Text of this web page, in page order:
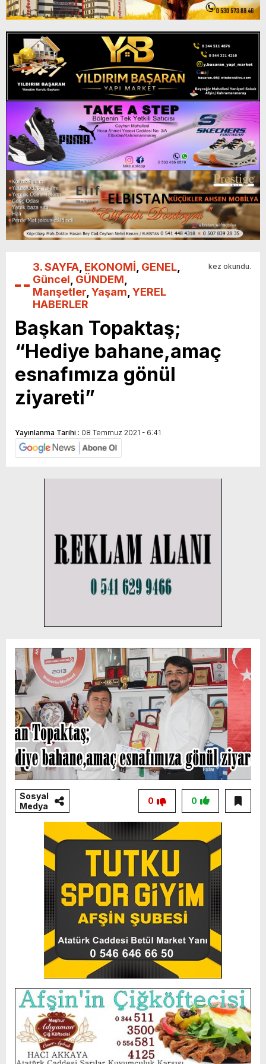
3. SAYFA EKONOMİ GENEL
Güncel GÜNDEM
Manşetler Yaşam YEREL
HABERLER
kez okundu.
Başkan Topaktaş;
“Hediye bahane,amaç
esnafımıza gönül
ziyareti”
Yayınlanma Tarihi : 08 Temmuz 2021 - 6:41
Sosyal
Medya
0
0